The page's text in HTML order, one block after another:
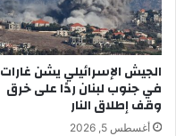
الجيش الإسرائيلي يشن غارات
في جنوب لبنان ردًا على خرق
وقف إطلاق النار
أغسطس 5, 2026